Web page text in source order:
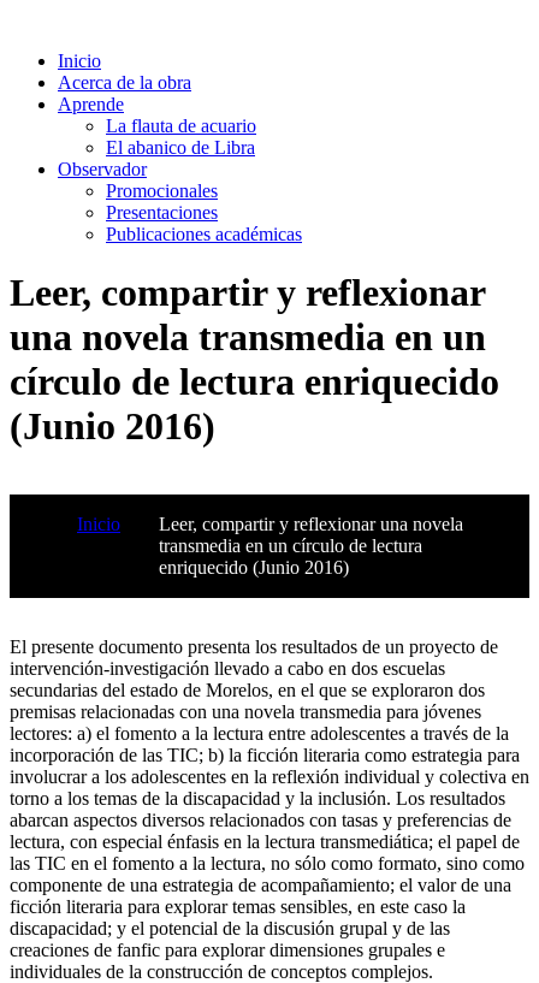
Inicio
Acerca de la obra
Aprende
La flauta de acuario
El abanico de Libra
Observador
Promocionales
Presentaciones
Publicaciones académicas
Leer, compartir y reflexionar
una novela transmedia en un
círculo de lectura enriquecido
(Junio 2016)
Inicio
Leer, compartir y reflexionar una novela
transmedia en un círculo de lectura
enriquecido (Junio 2016)
El presente documento presenta los resultados de un proyecto de
intervención-investigación llevado a cabo en dos escuelas
secundarias del estado de Morelos, en el que se exploraron dos
premisas relacionadas con una novela transmedia para jóvenes
lectores: a) el fomento a la lectura entre adolescentes a través de la
incorporación de las TIC; b) la ficción literaria como estrategia para
involucrar a los adolescentes en la reflexión individual y colectiva en
torno a los temas de la discapacidad y la inclusión. Los resultados
abarcan aspectos diversos relacionados con tasas y preferencias de
lectura, con especial énfasis en la lectura transmediática; el papel de
las TIC en el fomento a la lectura, no sólo como formato, sino como
componente de una estrategia de acompañamiento; el valor de una
ficción literaria para explorar temas sensibles, en este caso la
discapacidad; y el potencial de la discusión grupal y de las
creaciones de fanfic para explorar dimensiones grupales e
individuales de la construcción de conceptos complejos.